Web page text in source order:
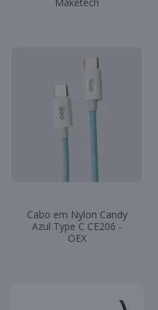
Cabo em Nylon Candy
Azul Type C CE206 -
OEX